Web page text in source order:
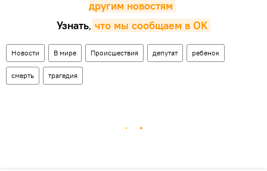
другим новостям
Узнать, что мы сообщаем в OK
Новости В мире Происшествия депутат ребенок
смерть трагедия